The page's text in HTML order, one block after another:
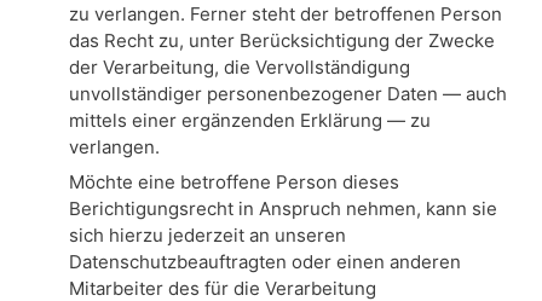
zu verlangen. Ferner steht der betroffenen Person
das Recht zu, unter Berücksichtigung der Zwecke
der Verarbeitung, die Vervollständigung
unvollständiger personenbezogener Daten — auch
mittels einer ergänzenden Erklärung — zu
verlangen.
Möchte eine betroffene Person dieses
Berichtigungsrecht in Anspruch nehmen, kann sie
sich hierzu jederzeit an unseren
Datenschutzbeauftragten oder einen anderen
Mitarbeiter des für die Verarbeitung